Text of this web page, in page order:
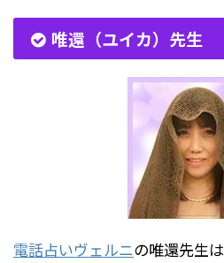
唯還（ユイカ）先生
電話占いヴェルニの唯還先生